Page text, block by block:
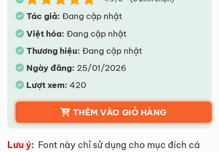
Tác giả: Đang cập nhật
Việt hóa: Đang cập nhật
Thương hiệu: Đang cập nhật
Ngày đăng: 25/01/2026
Lượt xem: 420
THÊM VÀO GIỎ HÀNG
Lưu ý: Font này chỉ sử dụng cho mục đích cá